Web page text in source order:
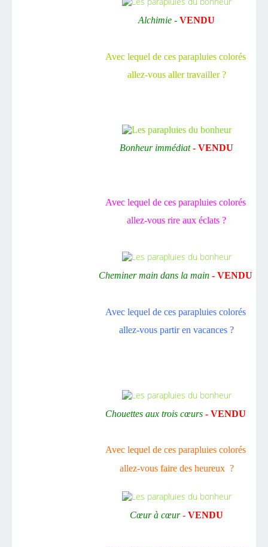
Alchimie - VENDU
Avec lequel de ces parapluies colorés
allez-vous aller travailler ?
Bonheur immédiat- VENDU
Avec lequel de ces parapluies colorés
allez-vous rire aux éclats ?
Cheminer main dans la main - VENDU
Avec lequel de ces parapluies colorés
allez-vous partir en vacances ?
Chouettes aux trois cœurs - VENDU
Avec lequel de ces parapluies colorés
allez-vous faire des heureux ?
Cœur à cœur- VENDU